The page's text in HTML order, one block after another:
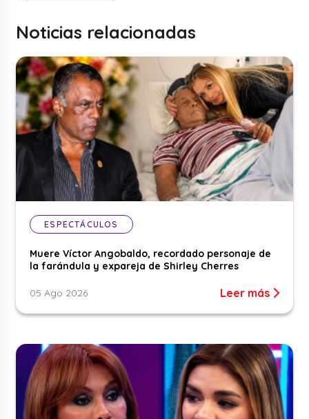
Noticias relacionadas
ESPECTÁCULOS
Muere Víctor Angobaldo, recordado personaje de
la farándula y expareja de Shirley Cherres
05 Ago 2026 Leer más